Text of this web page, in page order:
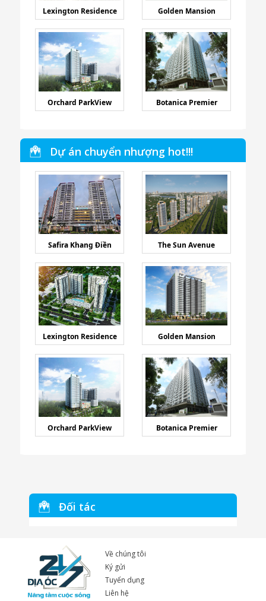
Lexington Residence Golden Mansion
Orchard ParkView Botanica Premier
Dự án chuyển nhượng hot!!!
Safira Khang Điền The Sun Avenue
Lexington Residence Golden Mansion
Orchard ParkView Botanica Premier
Đối tác
Về chúng tôi
Ký gửi
Tuyển dụng
Liên hệ